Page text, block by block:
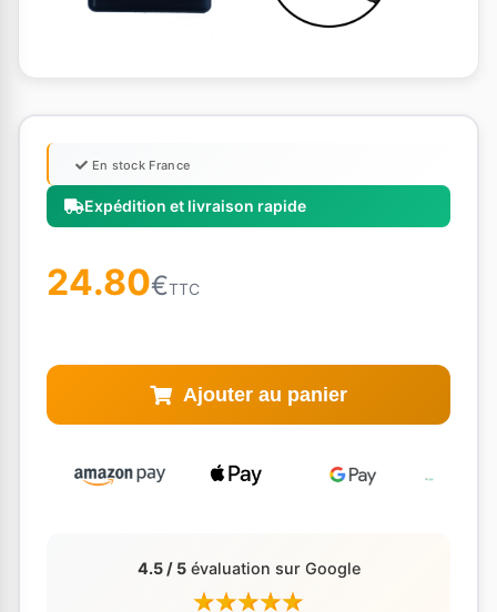
Expédition et livraison rapide
En stock France
24.80€TTC
Ajouter au panier
4.5 / 5évaluation sur Google